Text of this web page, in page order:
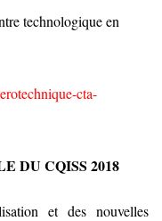
technologique en
cta-
DU CQISS 2018
et des nouvelles